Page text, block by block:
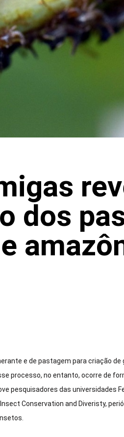
dos
e de pastagem para criação de
processo, no entanto, ocorre de
pesquisadores das universidades
Conservation and Diveristy,